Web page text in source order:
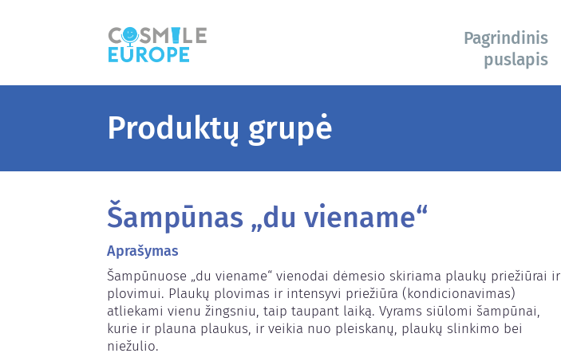
Pagrindinis
puslapis
Produktų grupė
Šampūnas „du viename“
Aprašymas
Šampūnuose „du viename“ vienodai dėmesio skiriama plaukų priežiūrai ir
plovimui. Plaukų plovimas ir intensyvi priežiūra (kondicionavimas)
atliekami vienu žingsniu, taip taupant laiką. Vyrams siūlomi šampūnai,
kurie ir plauna plaukus, ir veikia nuo pleiskanų, plaukų slinkimo bei
niežulio.